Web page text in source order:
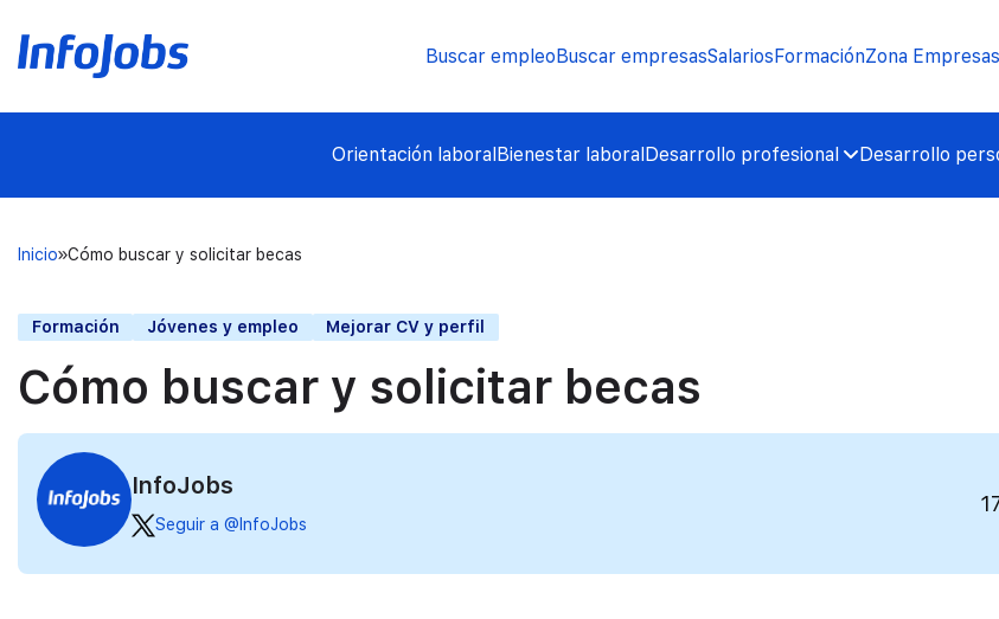
Buscar empleoBuscar empresasSalariosFormaciónZona Empresas
Orientación laboralBienestar laboralDesarrollo profesional Desarrollo
Inicio Cómo buscar y solicitar becas
Formación Jóvenes y empleo Mejorar CV y perfil
Cómo buscar y solicitar becas
InfoJobs
Seguir a @InfoJobs